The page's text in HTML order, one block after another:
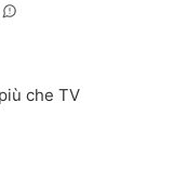
che TV